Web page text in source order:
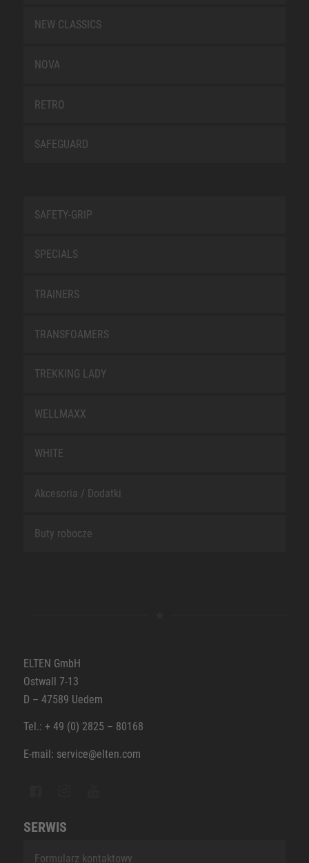
NEW CLASSICS
NOVA
RETRO
SAFEGUARD
SAFETY-GRIP
SPECIALS
TRAINERS
TRANSFOAMERS
TREKKING LADY
WELLMAXX
WHITE
Akcesoria / Dodatki
Buty robocze
ELTEN GmbH
Ostwall 7-13
D – 47589 Uedem
Tel.: + 49 (0) 2825 – 80168
E-mail: service@elten.com
SERWIS
Formularz kontaktowy